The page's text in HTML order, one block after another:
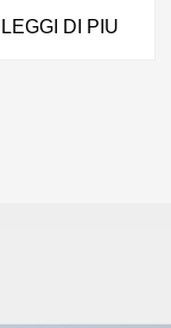
LEGGI DI PIU